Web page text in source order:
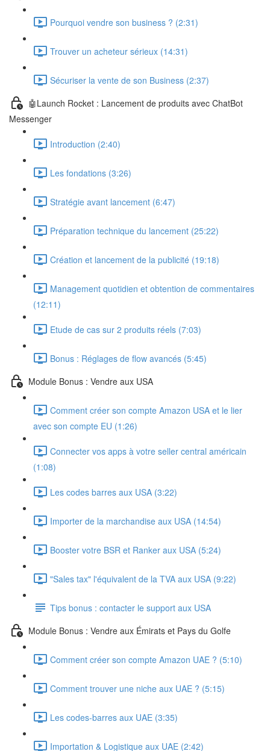
Pourquoi vendre son business ? (2:31)
Trouver un acheteur sérieux (14:31)
Sécuriser la vente de son Business (2:37)
🤖Launch Rocket : Lancement de produits avec ChatBot
Messenger
Introduction (2:40)
Les fondations (3:26)
Stratégie avant lancement (6:47)
Préparation technique du lancement (25:22)
Création et lancement de la publicité (19:18)
Management quotidien et obtention de commentaires
(12:11)
Etude de cas sur 2 produits réels (7:03)
Bonus : Réglages de flow avancés (5:45)
Module Bonus : Vendre aux USA
Comment créer son compte Amazon USA et le lier
avec son compte EU (1:26)
Connecter vos apps à votre seller central américain
(1:08)
Les codes barres aux USA (3:22)
Importer de la marchandise aux USA (14:54)
Booster votre BSR et Ranker aux USA (5:24)
"Sales tax" l'équivalent de la TVA aux USA (9:22)
Tips bonus : contacter le support aux USA
Module Bonus : Vendre aux Émirats et Pays du Golfe
Comment créer son compte Amazon UAE ? (5:10)
Comment trouver une niche aux UAE ? (5:15)
Les codes-barres aux UAE (3:35)
Importation & Logistique aux UAE (2:42)